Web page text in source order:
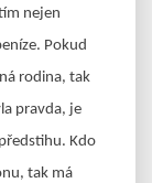
nejen
Pokud
rodina, tak
pravda, je
Kdo
tak má